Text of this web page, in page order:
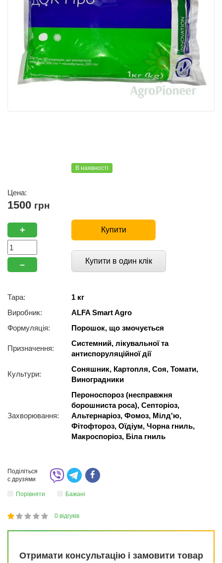
В наявності
Цена:
1500 грн
+
–
Купити
Купити в один клік
Тара:
1 кг
Виробник:
ALFA Smart Agro
Формуляція:
Порошок, що змочується
Призначення:
Системний, лікувальної та
антиспоруляційної дії
Культури:
Соняшник, Картопля, Соя, Томати,
Виноградники
Захворювання:
Пероноспороз (несправжня
борошниста роса), Ceптopіoз,
Альтернаріоз, Фомоз, Мілд'ю,
Фітофтороз, Оїдіум, Чорна гниль,
Макроспоріоз, Біла гниль
Поділіться
с друзями
Порівняти Бажані
20
1
2
3
4
5 0 відгуків
Отримати консультацію і замовити товар